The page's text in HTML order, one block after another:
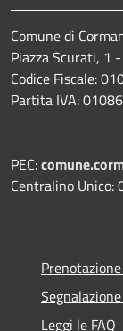
Comune di
Piazza Scurati, 1
Codice Fiscale:
Partita IVA:
PEC:
Centralino Unico:
Leggi le FAQ